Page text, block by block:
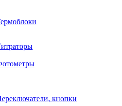
кнопки